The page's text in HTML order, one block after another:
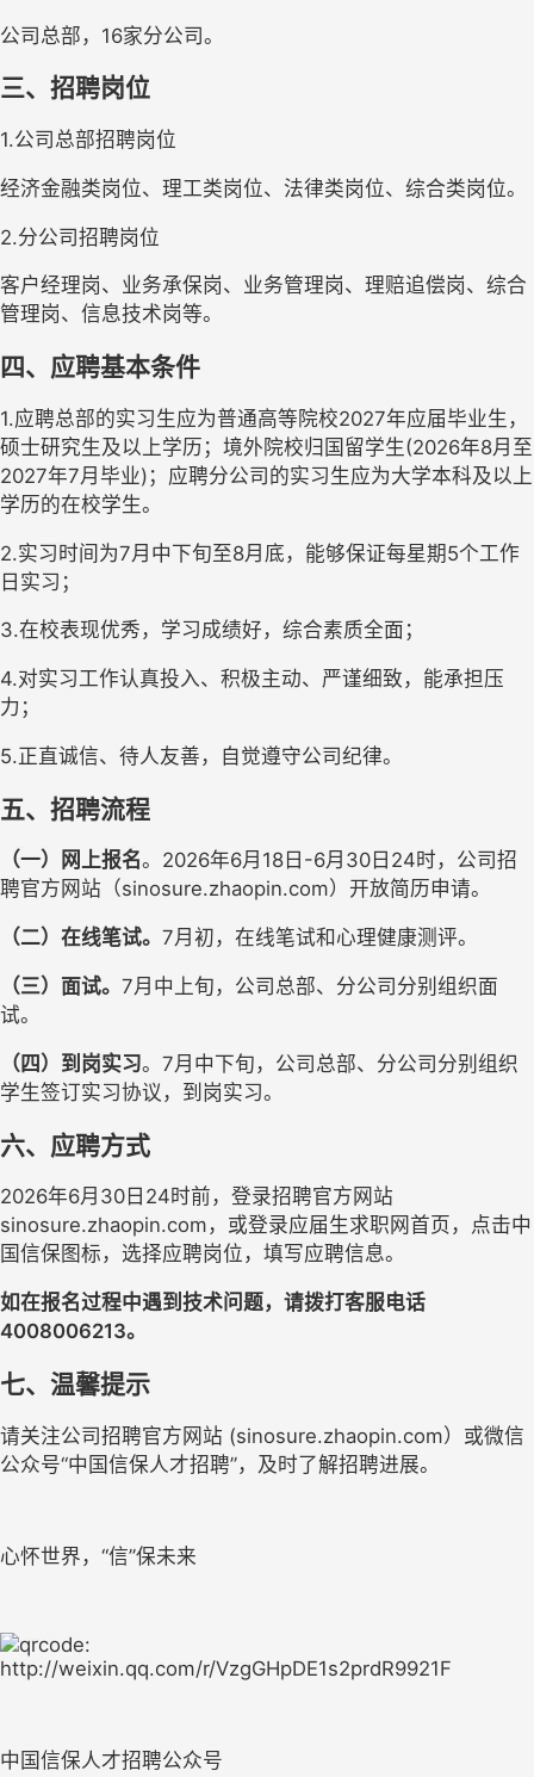
公司总部，16家分公司。
三、招聘岗位
1.公司总部招聘岗位
经济金融类岗位、理工类岗位、法律类岗位、综合类岗位。
2.分公司招聘岗位
客户经理岗、业务承保岗、业务管理岗、理赔追偿岗、综合
管理岗、信息技术岗等。
四、应聘基本条件
1.应聘总部的实习生应为普通高等院校2027年应届毕业生，
硕士研究生及以上学历；境外院校归国留学生(2026年8月至
2027年7月毕业)；应聘分公司的实习生应为大学本科及以上
学历的在校学生。
2.实习时间为7月中下旬至8月底，能够保证每星期5个工作
日实习；
3.在校表现优秀，学习成绩好，综合素质全面；
4.对实习工作认真投入、积极主动、严谨细致，能承担压
力；
5.正直诚信、待人友善，自觉遵守公司纪律。
五、招聘流程
（一）网上报名。2026年6月18日-6月30日24时，公司招
聘官方网站（sinosure.zhaopin.com）开放简历申请。
（二）在线笔试。 7月初，在线笔试和心理健康测评。
（三）面试。 7月中上旬，公司总部、分公司分别组织面
试。
（四）到岗实习。7月中下旬，公司总部、分公司分别组织
学生签订实习协议，到岗实习。
六、应聘方式
2026年6月30日24时前，登录招聘官方网站
sinosure.zhaopin.com，或登录应届生求职网首页，点击中
国信保图标，选择应聘岗位，填写应聘信息。
如在报名过程中遇到技术问题，请拨打客服电话
4008006213。
七、温馨提示
请关注公司招聘官方网站 (sinosure.zhaopin.com）或微信
公众号“中国信保人才招聘”，及时了解招聘进展。
心怀世界，“信”保未来
中国信保人才招聘公众号